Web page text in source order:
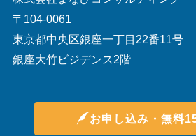
〒104-0061
東京都中央区銀座一丁目22番11号
銀座大竹ビジデンス2階
お申し込み・無料